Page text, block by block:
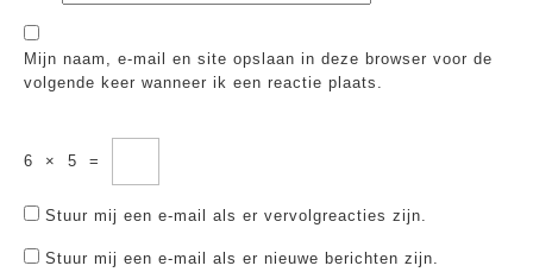
Mijn naam, e-mail en site opslaan in deze browser voor de
volgende keer wanneer ik een reactie plaats.
6 × 5 =
Stuur mij een e-mail als er vervolgreacties zijn.
Stuur mij een e-mail als er nieuwe berichten zijn.